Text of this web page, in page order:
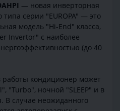
— новая инверторная
типа серии "EUROPA" — это
модель "Hi-End" класса,
Invertor" с наиболее
(до 40
кондиционер может
"Turbo", ночной "SLEEP" и в
В случае неожиданного